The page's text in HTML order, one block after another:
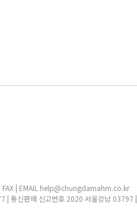
FAX | EMAIL help@chungdamahm.co.kr
| 통신판매 신고번호 2020 서울강남 03797 |